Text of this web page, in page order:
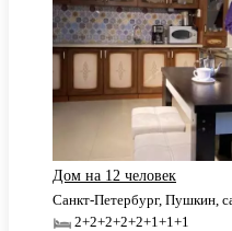
Дом на 12 человек
Санкт-Петербург, Пушкин,
2+2+2+2+2+1+1+1